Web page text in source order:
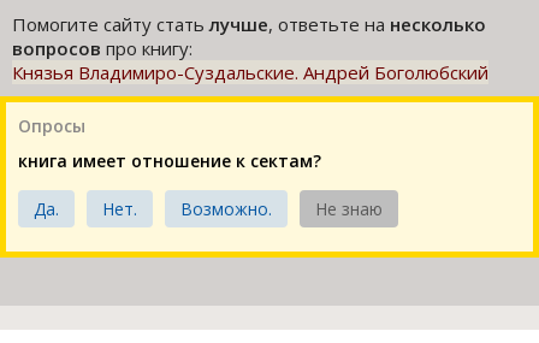
Помогите сайту статьлучше, ответьте на несколько
вопросов про книгу:
Князья Владимиро-Суздальские. Андрей Боголюбский
Опросы
книга имеет отношение к сектам?
Да. Нет. Возможно. Не знаю